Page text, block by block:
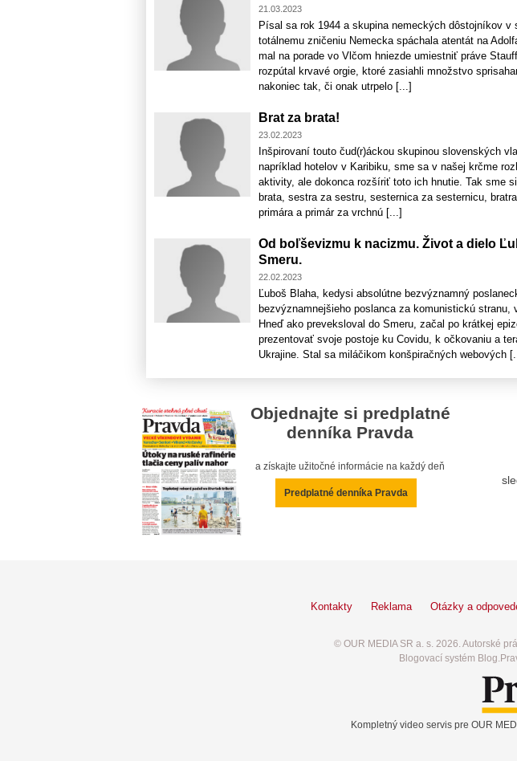
21.03.2023
Písal sa rok 1944 a skupina nemeckých dôstojníkov v
totálnemu zničeniu Nemecka spáchala atentát na
mal na porade vo Vlčom hniezde umiestniť práve
rozpútal krvavé orgie, ktoré zasiahli množstvo
nakoniec tak, či onak utrpelo [...]
Brat za brata!
23.02.2023
Inšpirovaní touto čud(r)áckou skupinou slovenských
napríklad hotelov v Karibiku, sme sa v našej krčme
aktivity, ale dokonca rozšíriť toto ich hnutie. Tak sme
brata, sestra za sestru, sesternica za sesternicu,
primára a primár za vrchnú [...]
Od boľševizmu k nacizmu. Život a dielo
Smeru.
22.02.2023
Ľuboš Blaha, kedysi absolútne bezvýznamný
bezvýznamnejšieho poslanca za komunistickú
Hneď ako preveksloval do Smeru, začal po krátkej
prezentovať svoje postoje ku Covidu, k očkovaniu a
Ukrajine. Stal sa miláčikom konšpiračných webových
Objednajte si predplatné
denníka Pravda
a získajte užitočné informácie na každý deň
Predplatné denníka Pravda
Kontakty Reklama Otázky a
© OUR MEDIA SR a. s. 2026. Autorské
Blogovací systém
Kompletný video servis pre OUR